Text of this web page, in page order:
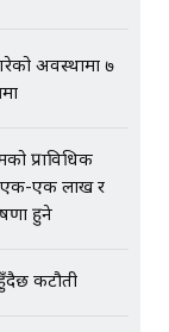
अवस्थामा ७
प्राविधिक
एक-एक लाख र
हुने
कटौती